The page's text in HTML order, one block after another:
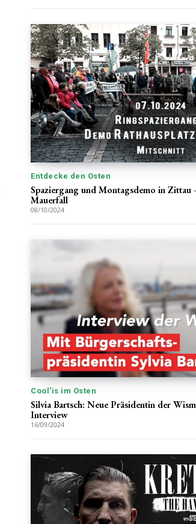
Entdecke den Osten
Spaziergang und Montagsdemo in Zittau
Mauerfall
08/10/2024
Cool'is im Osten
Silvia Bartsch: Neue Präsidentin der
Interview
16/09/2024